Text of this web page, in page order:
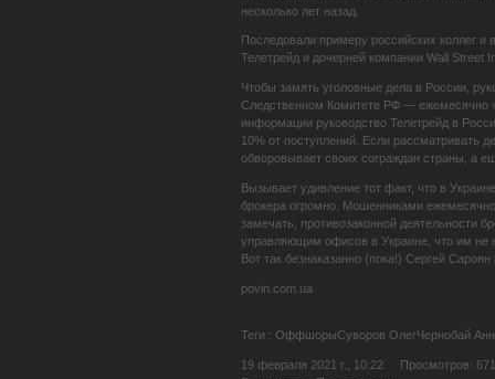
несколько лет назад.
Последовали примеру российских коллег и
Телетрейд и дочерней компании Wall Street
Чтобы замять уголовные дела в России,
Следственном Комитете РФ — ежемесячно
информации руководство Телетрейд в
10% от поступлений. Если рассматривать
обворовывает своих сограждан страны, а
Вызывает удивление тот факт, что в
брокера огромно. Мошенниками
замечать, противозаконной деятельности
управляющим офисов в Украине, что им не
Вот так безнаказанно (пока!) Сергей
povin.com.ua
Теги : ОффшорыСуворов ОлегЧернобай
19 февраля 2021 г., 10:22 Просмотров: